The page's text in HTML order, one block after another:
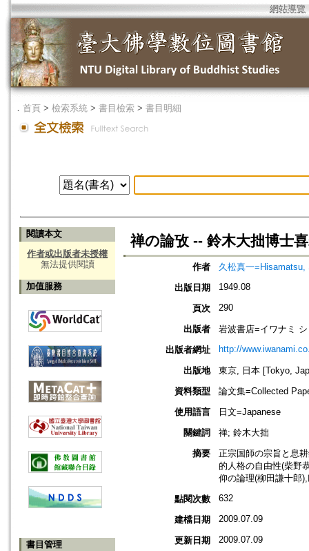
網站導覽
． 首頁 > 檢索系統 > 書目檢索 > 書目明細
閱讀本文
作者或出版者未授權
無法提供閱讀
加值服務
書目管理
禅の論攷 -- 鈴木大拙博士
作者
久松真一=Hisamatsu,
出版日期
1949.08
頁次 290
出版者
岩波書店=イワナミ
出版者網址
http://
出版地
東京, 日本 [Tokyo,
資料類型
論文集=Collected
使用語言
日文=Japanese
關鍵詞
禅; 鈴木大拙
摘要
正宗国師の宗旨と息
的人格の自由性(柴野
仰の論理(柳田謙十郎
點閱次數
632
建檔日期 2009.07.09
更新日期 2009.07.09